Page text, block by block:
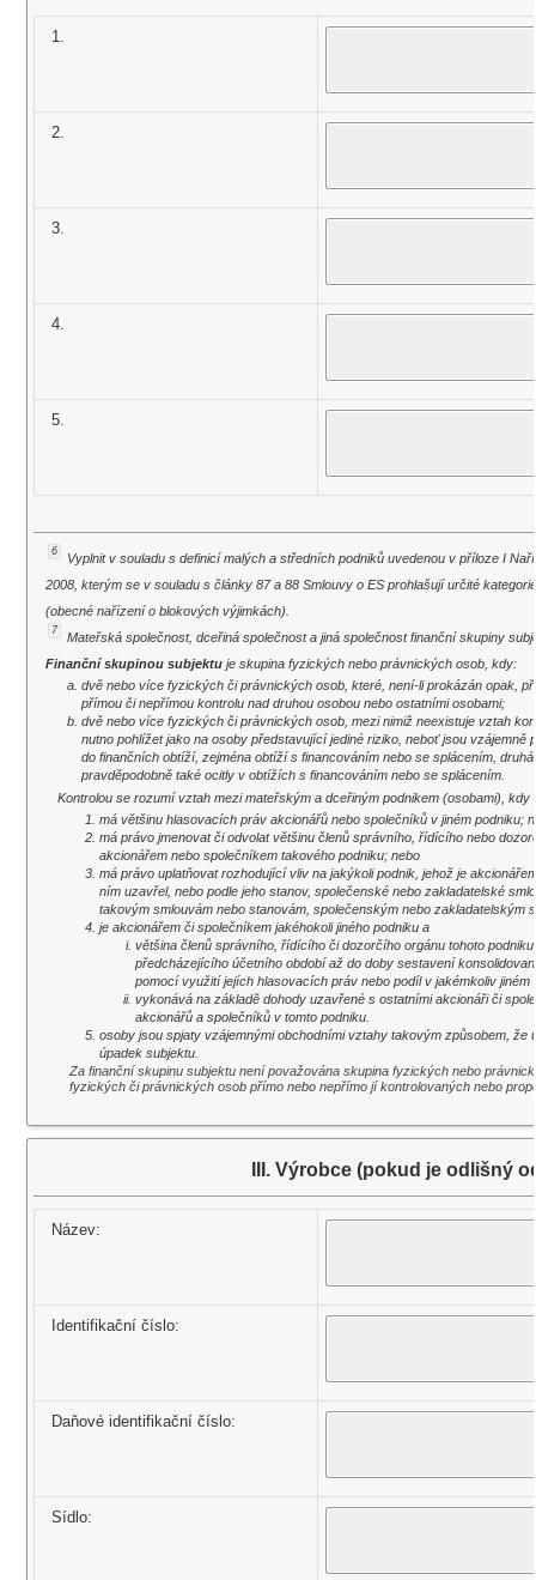
1.
2.
3.
4.
5.
6
Vyplnit v souladu s definicí malých a středních podniků uvedenou v příloze I
2008, kterým se v souladu s články 87 a 88 Smlouvy o ES prohlašují určité
(obecné nařízení o blokových výjimkách).
7
Mateřská společnost, dceřiná společnost a jiná společnost finanční skupiny
Finanční skupinou subjektu je skupina fyzických nebo právnických osob, kdy:
dvě nebo více fyzických či právnických osob, které, není-li prokázán opak,
přímou či nepřímou kontrolu nad druhou osobou nebo ostatními osobami;
dvě nebo více fyzických či právnických osob, mezi nimiž neexistuje vztah
nutno pohlížet jako na osoby představující jediné riziko, neboť jsou vzájemně
do finančních obtíží, zejména obtíží s financováním nebo se splácením,
pravděpodobně také ocitly v obtížích s financováním nebo se splácením.
Kontrolou se rozumí vztah mezi mateřským a dceřiným podnikem (osobami),
má většinu hlasovacích práv akcionářů nebo společníků v jiném podniku;
má právo jmenovat či odvolat většinu členů správního, řídícího nebo
akcionářem nebo společníkem takového podniku; nebo
má právo uplatňovat rozhodující vliv na jakýkoli podnik, jehož je
ním uzavřel, nebo podle jeho stanov, společenské nebo zakladatelské
takovým smlouvám nebo stanovám, společenským nebo zakladatelským
je akcionářem či společníkem jakéhokoli jiného podniku a
většina členů správního, řídícího či dozorčího orgánu tohoto
předcházejícího účetního období až do doby sestavení
pomocí využití jejích hlasovacích práv nebo podíl v jakémkoliv jiném
vykonává na základě dohody uzavřené s ostatními akcionáři či
akcionářů a společníků v tomto podniku.
osoby jsou spjaty vzájemnými obchodními vztahy takovým způsobem, že
úpadek subjektu.
Za finanční skupinu subjektu není považována skupina fyzických nebo
fyzických či právnických osob přímo nebo nepřímo jí kontrolovaných nebo
III. Výrobce (pokud je odlišný
Název:
Identifikační číslo:
Daňové identifikační číslo:
Sídlo: